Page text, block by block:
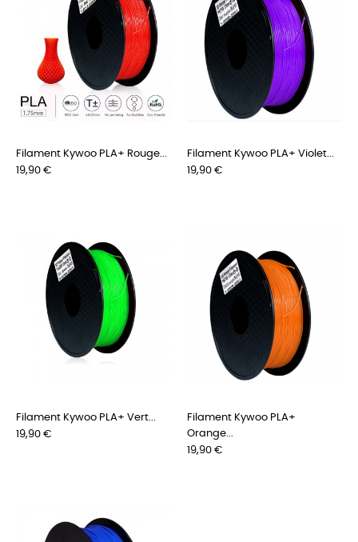
Filament Kywoo PLA+ Rouge...
Prix
19,90 €
Filament Kywoo PLA+ Violet...
Prix
19,90 €
Filament Kywoo PLA+ Vert...
Prix
19,90 €
Filament Kywoo PLA+
Orange...
Prix
19,90 €